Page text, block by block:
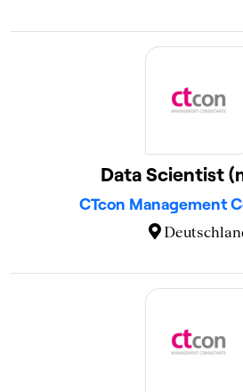
Data Scientist
CTcon Management